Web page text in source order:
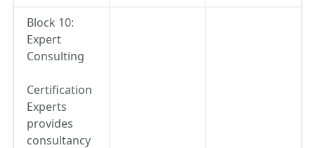
Block 10:
Expert
Consulting
Certification
Experts
provides
consultancy